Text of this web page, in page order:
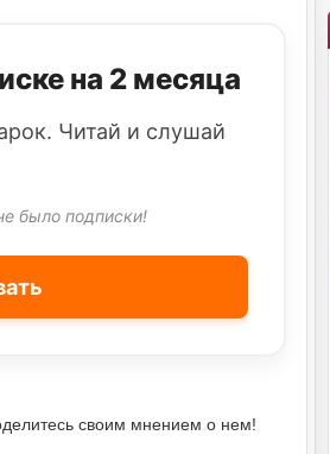
на 2 месяца
Читай и слушай
было подписки!
своим мнением о нем!